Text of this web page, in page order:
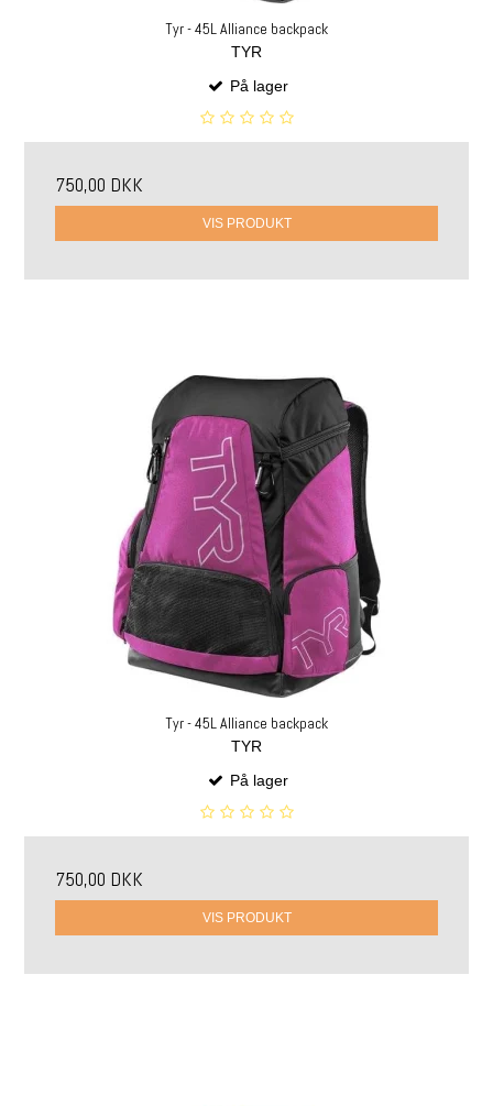
Tyr - 45L Alliance backpack
TYR
På lager
750,00 DKK
VIS PRODUKT
Tyr - 45L Alliance backpack
TYR
På lager
750,00 DKK
VIS PRODUKT